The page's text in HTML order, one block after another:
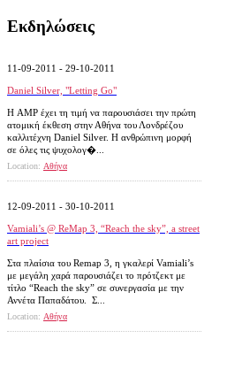
Εκδηλώσεις
11-09-2011 - 29-10-2011
Daniel Silver, "Letting Go"
Η AMP έχει τη τιμή να παρουσιάσει την πρώτη
ατομική έκθεση στην Αθήνα του Λονδρέζου
καλλιτέχνη Daniel Silver. Η ανθρώπινη μορφή
σε όλες τις ψυχολογ�...
Location: Αθήνα
12-09-2011 - 30-10-2011
Vamiali’s @ ReΜap 3, “Reach the sky”, a street
art project
Στα πλαίσια του Remap 3, η γκαλερί Vamiali’s
με μεγάλη χαρά παρουσιάζει το πρότζεκτ με
τίτλο “Reach the sky” σε συνεργασία με την
Αννέτα Παπαδάτου. Σ...
Location: Αθήνα